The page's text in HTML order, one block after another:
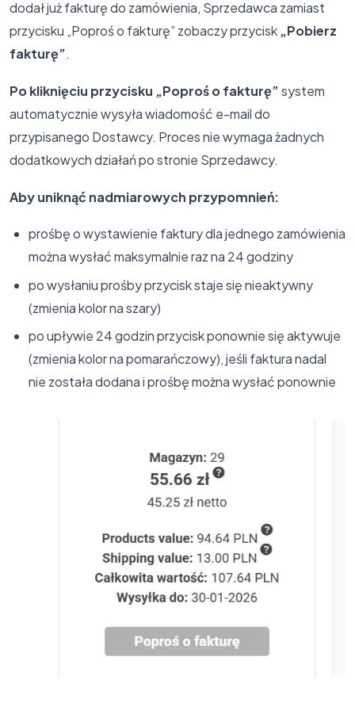
dodał już fakturę do zamówienia, Sprzedawca zamiast
przycisku „Poproś o fakturę” zobaczy przycisk „Pobierz
fakturę”.
Po kliknięciu przycisku „Poproś o fakturę”system
automatycznie wysyła wiadomość e-mail do
przypisanego Dostawcy. Proces nie wymaga żadnych
dodatkowych działań po stronie Sprzedawcy.
Aby uniknąć nadmiarowych przypomnień:
prośbę o wystawienie faktury dla jednego zamówienia
można wysłać maksymalnie raz na 24 godziny
po wysłaniu prośby przycisk staje się nieaktywny
(zmienia kolor na szary)
po upływie 24 godzin przycisk ponownie się aktywuje
(zmienia kolor na pomarańczowy), jeśli faktura nadal
nie została dodana i prośbę można wysłać ponownie